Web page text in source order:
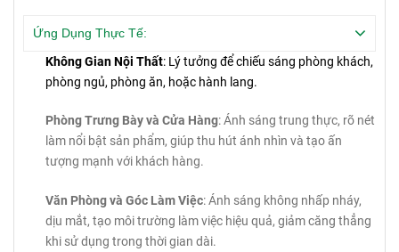
Ứng Dụng Thực Tế:
Không Gian Nội Thất: Lý tưởng để chiếu sáng phòng khách,
phòng ngủ, phòng ăn, hoặc hành lang.
Phòng Trưng Bày và Cửa Hàng: Ánh sáng trung thực, rõ nét
làm nổi bật sản phẩm, giúp thu hút ánh nhìn và tạo ấn
tượng mạnh với khách hàng.
Văn Phòng và Góc Làm Việc: Ánh sáng không nhấp nháy,
dịu mắt, tạo môi trường làm việc hiệu quả, giảm căng thẳng
khi sử dụng trong thời gian dài.